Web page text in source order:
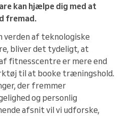
kan hjælpe dig med at
fremad.
verden af teknologiske
bliver det tydeligt, at
fitnesscentre er mere end
til at booke træningshold.
der fremmer
og personlig
afsnit vil vi udforske,